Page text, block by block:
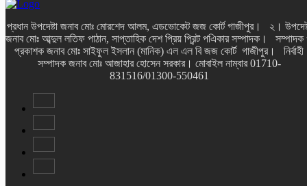
প্রধান উপদেষ্টা জনাব মোঃ মোরশেদ আলম, এডভোকেট জজ কোর্ট গাজীপুর। ২।
জনাব মোঃ আব্দুল লতিফ পাঠান, সাপ্তাহিক দেশ প্রিয় প্রিন্ট পএিকার সম্পাদক।
প্রকাশক জনাব মোঃ সাইফুল ইসলান (মানিক) এল এল বি জজ কোর্ট গাজীপুর। নির্বাহী
সম্পাদক জনাব মোঃ আজাহার হোসেন সরকার। মোবাইল নাম্বার 01710-
831516/01300-550461